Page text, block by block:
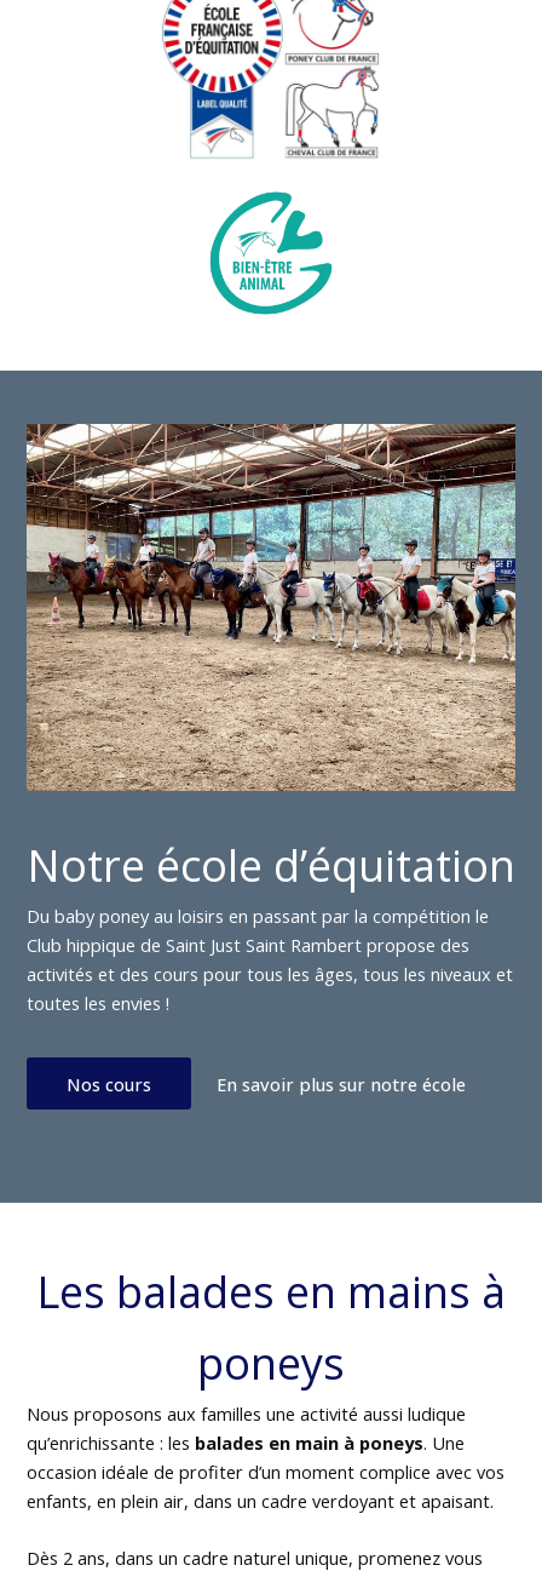
Notre école d’équitation
Du baby poney au loisirs en passant par la compétition le
Club hippique de Saint Just Saint Rambert propose des
activités et des cours pour tous les âges, tous les niveaux et
toutes les envies !
Nos cours En savoir plus sur notre école
Les balades en mains à
poneys
Nous proposons aux familles une activité aussi ludique
qu’enrichissante : les balades en main à poneys. Une
occasion idéale de profiter d’un moment complice avec vos
enfants, en plein air, dans un cadre verdoyant et apaisant.
Dès 2 ans, dans un cadre naturel unique, promenez vous